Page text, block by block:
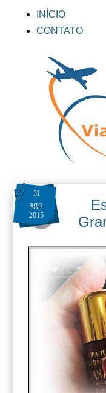
INÍCIO
CONTATO
31
ago
2015